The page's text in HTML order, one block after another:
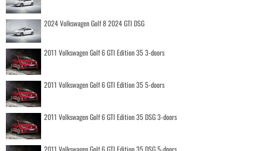
2024 Volkswagen Golf 8 2024 GTI DSG
2011 Volkswagen Golf 6 GTI Edition 35 3-doors
2011 Volkswagen Golf 6 GTI Edition 35 5-doors
2011 Volkswagen Golf 6 GTI Edition 35 DSG 3-doors
2011 Volkswagen Golf 6 GTI Edition 35 DSG 5-doors